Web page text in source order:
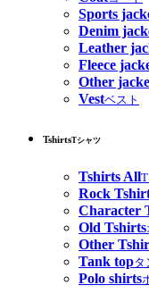
Sports
Denim
Leather
Fleece
Other
Vestベスト
TshirtsTシャツ
Tshirts All
Rock
Character
Old Tshirts
Other
Tank topタ
Polo shirts